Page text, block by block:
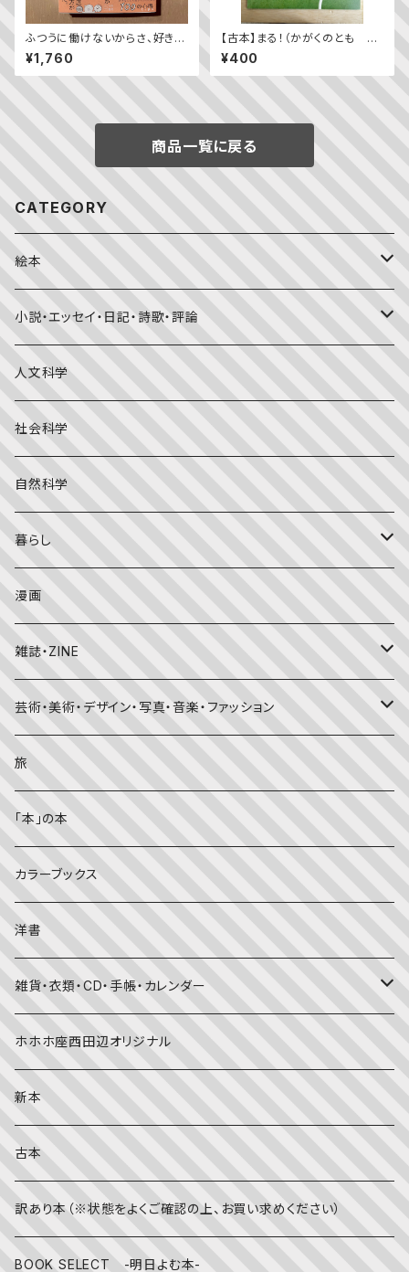
ふつうに働けないからさ、好きな
ことして生きています。
¥1,760
【古本】まる！（かがくのとも 20
20年7月号）
¥400
商品一覧に戻る
CATEGORY
絵本
福音館書店月刊誌
こどものとも0.1.2
こどものとも年少版
かがくのとも
その他の月刊誌
おはなしプーカ
チャイルドブックアップル（2・3歳～）
日本の絵本
外国の絵本
昔話・民話
日本の昔話・民話
外国の昔話・民話
おばけ・妖怪・こわい絵本
のりもの絵本
知識の本・図鑑
理科
料理・食育
英語
しかけ絵本
児童書
大人の方に
季節・行事の絵本
春
夏
赤ちゃん（０・１・２歳向け）絵本
文字のない絵本
英語の絵本
写真絵本
小説・エッセイ・日記・詩歌・評論
日本文学
詩・短歌・俳句・ことば
評論
エッセイ・日記
海外文学
人文科学
社会科学
自然科学
暮らし
食・料理
住まい・インテリア
体・健康
趣味
ライフスタイル・生き方
子育て
漫画
雑誌・ZINE
雑誌
ZINE
芸術・美術・デザイン・写真・音楽・ファッション
美術・画集・図録
音楽
写真集
デザイン
ファッション
映画
伝統文化・技法
旅
「本」の本
カラーブックス
洋書
雑貨・衣類・CD・手帳・カレンダー
靴下
日記・手帳
CD
文房具
その他
ホホホ座西田辺オリジナル
新本
古本
訳あり本（※状態をよくご確認の上、お買い求めください）
BOOK SELECT -明日よむ本-